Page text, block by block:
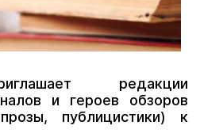
редакции
и героев обзоров
публицистики) к